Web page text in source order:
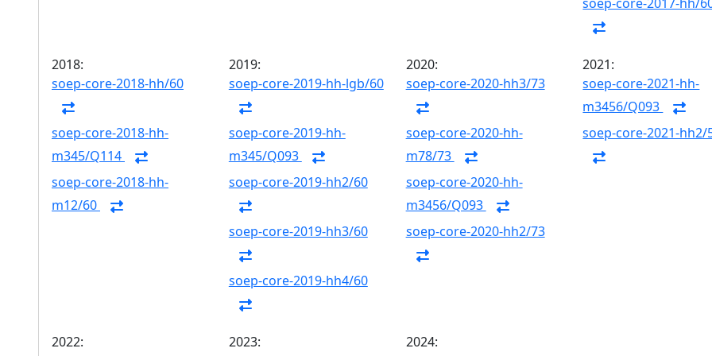
2018:
soep-core-2018-hh/60
soep-core-2018-hh-
m345/Q114
soep-core-2018-hh-
m12/60
2019:
soep-core-2019-hh-lgb/60
soep-core-2019-hh-
m345/Q093
soep-core-2019-hh2/60
soep-core-2019-hh3/60
soep-core-2019-hh4/60
2020:
soep-core-2020-hh3/73
soep-core-2020-hh-
m78/73
soep-core-2020-hh-
m3456/Q093
soep-core-2020-hh2/73
2021:
soep-core-2021-hh-
m3456/Q093
soep-core-2021-hh2/
2022:
2023:
2024: